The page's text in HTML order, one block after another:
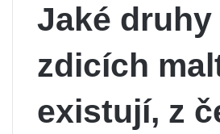
Jaké druhy
zdicích
existují, z